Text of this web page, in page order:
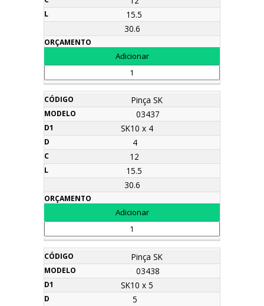
15.5
30.6
Pinça SK
03437
SK10 x 4
4
12
15.5
30.6
Pinça SK
03438
SK10 x 5
5